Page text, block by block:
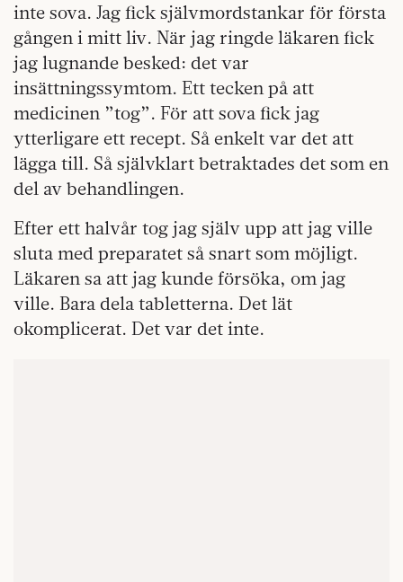
inte sova. Jag fick självmordstankar för första
gången i mitt liv. När jag ringde läkaren fick
jag lugnande besked: det var
insättningssymtom. Ett tecken på att
medicinen ”tog”. För att sova fick jag
ytterligare ett recept. Så enkelt var det att
lägga till. Så självklart betraktades det som en
del av behandlingen.
Efter ett halvår tog jag själv upp att jag ville
sluta med preparatet så snart som möjligt.
Läkaren sa att jag kunde försöka, om jag
ville. Bara dela tabletterna. Det lät
okomplicerat. Det var det inte.